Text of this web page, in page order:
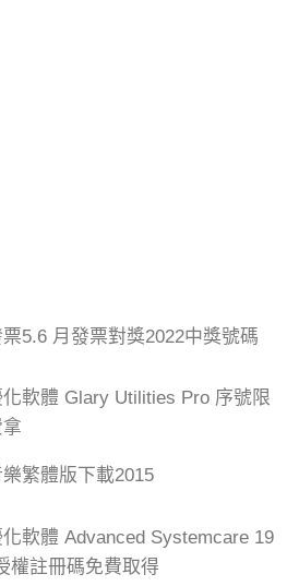
5.6 月發票對獎2022中獎號碼
軟體 Glary Utilities Pro 序號限
繁體版下載2015
軟體 Advanced Systemcare 19
權註冊碼免費取得